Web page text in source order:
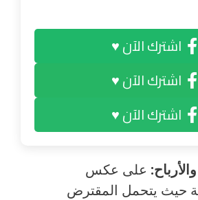
اشترك الآن ♥
اشترك الآن ♥
اشترك الآن ♥
على عكس
حيث يتحمل المقترض